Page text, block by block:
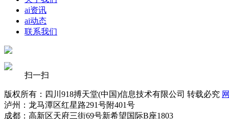
ai资讯
ai动态
联系我们
扫一扫
版权所有：四川918搏天堂(中国)信息技术有限公司 转载必究
泸州：龙马潭区红星路291号附401号
成都：高新区天府三街69号新希望国际B座1803